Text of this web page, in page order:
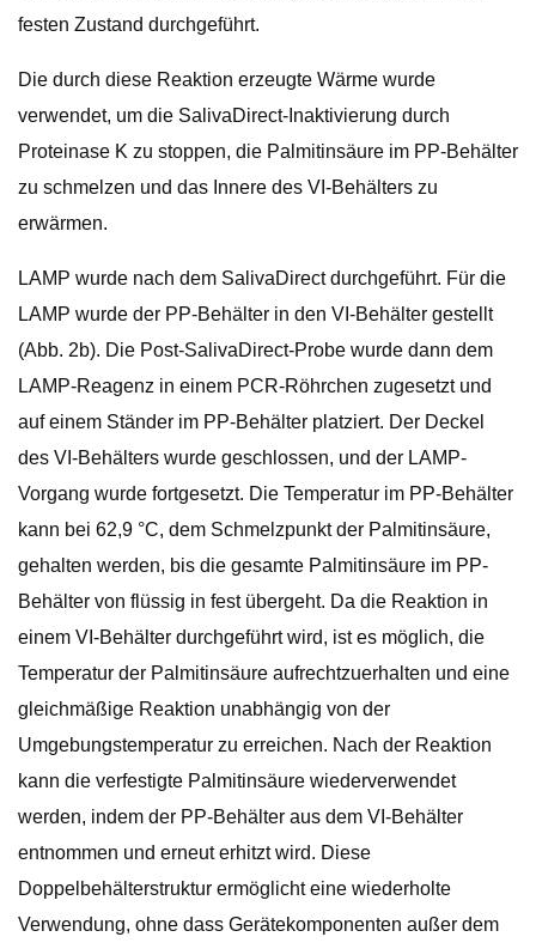
festen Zustand durchgeführt.
Die durch diese Reaktion erzeugte Wärme wurde
verwendet, um die SalivaDirect-Inaktivierung durch
Proteinase K zu stoppen, die Palmitinsäure im PP-Behälter
zu schmelzen und das Innere des VI-Behälters zu
erwärmen.
LAMP wurde nach dem SalivaDirect durchgeführt. Für die
LAMP wurde der PP-Behälter in den VI-Behälter gestellt
(Abb. 2b). Die Post-SalivaDirect-Probe wurde dann dem
LAMP-Reagenz in einem PCR-Röhrchen zugesetzt und
auf einem Ständer im PP-Behälter platziert. Der Deckel
des VI-Behälters wurde geschlossen, und der LAMP-
Vorgang wurde fortgesetzt. Die Temperatur im PP-Behälter
kann bei 62,9 °C, dem Schmelzpunkt der Palmitinsäure,
gehalten werden, bis die gesamte Palmitinsäure im PP-
Behälter von flüssig in fest übergeht. Da die Reaktion in
einem VI-Behälter durchgeführt wird, ist es möglich, die
Temperatur der Palmitinsäure aufrechtzuerhalten und eine
gleichmäßige Reaktion unabhängig von der
Umgebungstemperatur zu erreichen. Nach der Reaktion
kann die verfestigte Palmitinsäure wiederverwendet
werden, indem der PP-Behälter aus dem VI-Behälter
entnommen und erneut erhitzt wird. Diese
Doppelbehälterstruktur ermöglicht eine wiederholte
Verwendung, ohne dass Gerätekomponenten außer dem